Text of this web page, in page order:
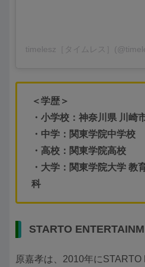
＜学歴＞
・小学校：神奈川県 川崎
・中学：関東学院中学校
・高校：関東学院高校
・大学：関東学院大学 教
科
STARTO
原嘉孝は、2010年にSTARTO